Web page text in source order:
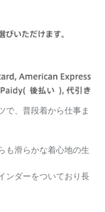
で、普段着から仕事ま
も滑らかな着心地の生
ンダーをついており長